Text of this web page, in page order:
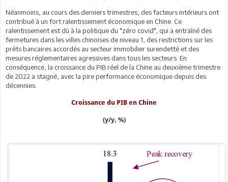
Néanmoins, au cours des derniers trimestres, des facteurs intérieurs ont
contribué à un fort ralentissement économique en Chine. Ce
ralentissement est dû à la politique du "zéro covid", qui a entraîné des
fermetures dans les villes chinoises de niveau 1, des restrictions sur les
prêts bancaires accordés au secteur immobilier surendetté et des
mesures réglementaires agressives dans tous les secteurs. En
conséquence, la croissance du PIB réel de la Chine au deuxième trimestre
de 2022 a stagné, avec la pire performance économique depuis des
décennies.
Croissance du PIB en Chine
(y/y, %)